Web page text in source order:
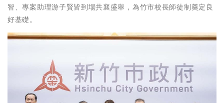
智、專案助理游子賢皆到場共襄盛舉，為竹市校長師徒制奠定良
好基礎。